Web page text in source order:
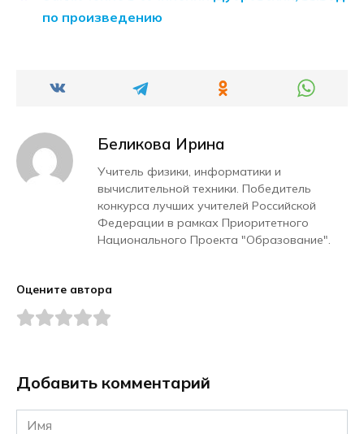
по произведению
Беликова Ирина
Учитель физики, информатики и
вычислительной техники. Победитель
конкурса лучших учителей Российской
Федерации в рамках Приоритетного
Национального Проекта "Образование".
Оцените автора
Добавить комментарий
Имя